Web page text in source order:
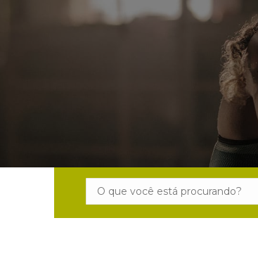
Search: